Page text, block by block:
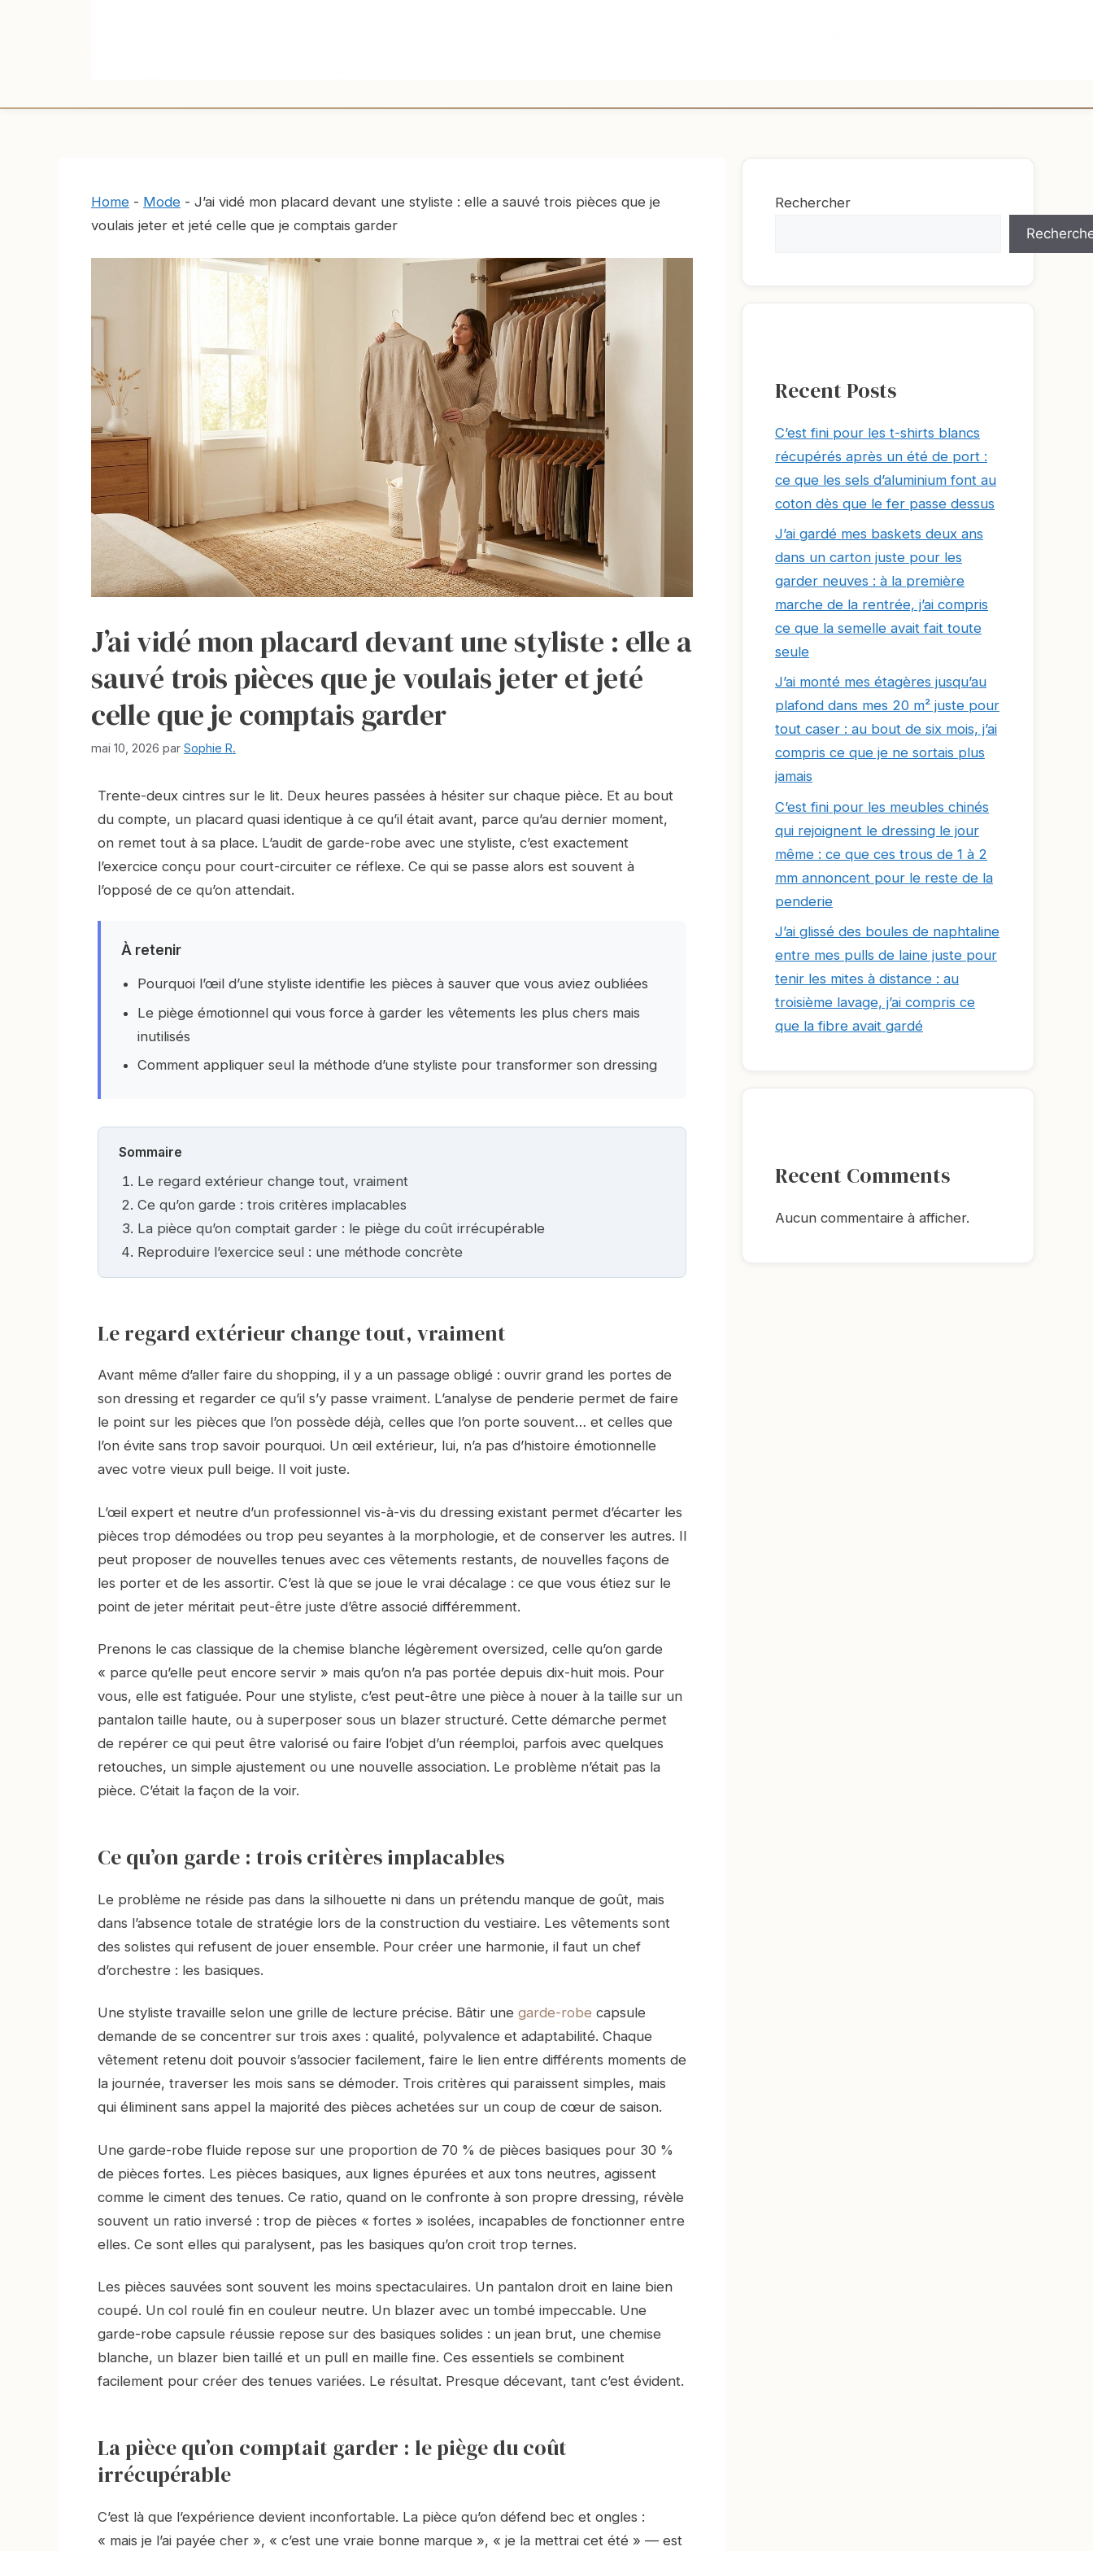
Home - Mode - J’ai vidé mon placard devant une styliste : elle a sauvé trois pièces que je
voulais jeter et jeté celle que je comptais garder
J’ai vidé mon placard devant une styliste : elle a
sauvé trois pièces que je voulais jeter et jeté
celle que je comptais garder
mai 10, 2026 par Sophie R.
Trente-deux cintres sur le lit. Deux heures passées à hésiter sur chaque pièce. Et au bout
du compte, un placard quasi identique à ce qu’il était avant, parce qu’au dernier moment,
on remet tout à sa place. L’audit de garde-robe avec une styliste, c’est exactement
l’exercice conçu pour court-circuiter ce réflexe. Ce qui se passe alors est souvent à
l’opposé de ce qu’on attendait.
À retenir
Pourquoi l’œil d’une styliste identifie les pièces à sauver que vous aviez oubliées
Le piège émotionnel qui vous force à garder les vêtements les plus chers mais
inutilisés
Comment appliquer seul la méthode d’une styliste pour transformer son dressing
Sommaire
Le regard extérieur change tout, vraiment
Ce qu’on garde : trois critères implacables
La pièce qu’on comptait garder : le piège du coût irrécupérable
Reproduire l’exercice seul : une méthode concrète
Le regard extérieur change tout, vraiment
Avant même d’aller faire du shopping, il y a un passage obligé : ouvrir grand les portes de
son dressing et regarder ce qu’il s’y passe vraiment. L’analyse de penderie permet de faire
le point sur les pièces que l’on possède déjà, celles que l’on porte souvent… et celles que
l’on évite sans trop savoir pourquoi. Un œil extérieur, lui, n’a pas d’histoire émotionnelle
avec votre vieux pull beige. Il voit juste.
L’œil expert et neutre d’un professionnel vis-à-vis du dressing existant permet d’écarter les
pièces trop démodées ou trop peu seyantes à la morphologie, et de conserver les autres. Il
peut proposer de nouvelles tenues avec ces vêtements restants, de nouvelles façons de
les porter et de les assortir. C’est là que se joue le vrai décalage : ce que vous étiez sur le
point de jeter méritait peut-être juste d’être associé différemment.
Prenons le cas classique de la chemise blanche légèrement oversized, celle qu’on garde
« parce qu’elle peut encore servir » mais qu’on n’a pas portée depuis dix-huit mois. Pour
vous, elle est fatiguée. Pour une styliste, c’est peut-être une pièce à nouer à la taille sur un
pantalon taille haute, ou à superposer sous un blazer structuré. Cette démarche permet
de repérer ce qui peut être valorisé ou faire l’objet d’un réemploi, parfois avec quelques
retouches, un simple ajustement ou une nouvelle association. Le problème n’était pas la
pièce. C’était la façon de la voir.
Ce qu’on garde : trois critères implacables
Le problème ne réside pas dans la silhouette ni dans un prétendu manque de goût, mais
dans l’absence totale de stratégie lors de la construction du vestiaire. Les vêtements sont
des solistes qui refusent de jouer ensemble. Pour créer une harmonie, il faut un chef
d’orchestre : les basiques.
Une styliste travaille selon une grille de lecture précise. Bâtir une garde-robe capsule
demande de se concentrer sur trois axes : qualité, polyvalence et adaptabilité. Chaque
vêtement retenu doit pouvoir s’associer facilement, faire le lien entre différents moments de
la journée, traverser les mois sans se démoder. Trois critères qui paraissent simples, mais
qui éliminent sans appel la majorité des pièces achetées sur un coup de cœur de saison.
Une garde-robe fluide repose sur une proportion de 70 % de pièces basiques pour 30 %
de pièces fortes. Les pièces basiques, aux lignes épurées et aux tons neutres, agissent
comme le ciment des tenues. Ce ratio, quand on le confronte à son propre dressing, révèle
souvent un ratio inversé : trop de pièces « fortes » isolées, incapables de fonctionner entre
elles. Ce sont elles qui paralysent, pas les basiques qu’on croit trop ternes.
Les pièces sauvées sont souvent les moins spectaculaires. Un pantalon droit en laine bien
coupé. Un col roulé fin en couleur neutre. Un blazer avec un tombé impeccable. Une
garde-robe capsule réussie repose sur des basiques solides : un jean brut, une chemise
blanche, un blazer bien taillé et un pull en maille fine. Ces essentiels se combinent
facilement pour créer des tenues variées. Le résultat. Presque décevant, tant c’est évident.
La pièce qu’on comptait garder : le piège du coût
irrécupérable
C’est là que l’expérience devient inconfortable. La pièce qu’on défend bec et ongles :
« mais je l’ai payée cher », « c’est une vraie bonne marque », « je la mettrai cet été » — est
Rechercher
Recent Posts
C’est fini pour les t-shirts blancs
récupérés après un été de port :
ce que les sels d’aluminium font au
coton dès que le fer passe dessus
J’ai gardé mes baskets deux ans
dans un carton juste pour les
garder neuves : à la première
marche de la rentrée, j’ai compris
ce que la semelle avait fait toute
seule
J’ai monté mes étagères jusqu’au
plafond dans mes 20 m² juste pour
tout caser : au bout de six mois, j’ai
compris ce que je ne sortais plus
jamais
C’est fini pour les meubles chinés
qui rejoignent le dressing le jour
même : ce que ces trous de 1 à 2
mm annoncent pour le reste de la
penderie
J’ai glissé des boules de naphtaline
entre mes pulls de laine juste pour
tenir les mites à distance : au
troisième lavage, j’ai compris ce
que la fibre avait gardé
Recent Comments
Aucun commentaire à afficher.